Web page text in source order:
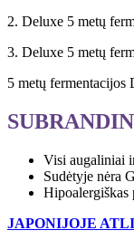
2. Deluxe 5 metų
3. Deluxe 5 metų
5 metų fermentacijos
Visi augaliniai
Sudėtyje nėra
Hipoalergiškas
JAPONIJOJE